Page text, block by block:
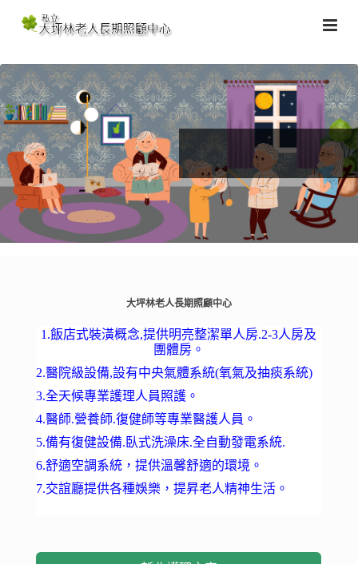
大坪林老人長期照顧中心
1.飯店式裝潢概念,提供明亮整潔單人房.2-3人房及
團體房。
2.醫院級設備,設有中央氣體系統(氧氣及抽痰系統)
3.全天候專業護理人員照護。
4.醫師.營養師.復健師等專業醫護人員。
5.備有復健設備.臥式洗澡床.全自動發電系統.
6.舒適空調系統，提供溫馨舒適的環境。
7.交誼廳提供各種娛樂，提昇老人精神生活。